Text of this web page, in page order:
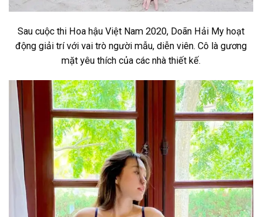
Sau cuộc thi Hoa hậu Việt Nam 2020, Doãn Hải My hoạt
động giải trí với vai trò người mẫu, diễn viên. Cô là gương
mặt yêu thích của các nhà thiết kế.